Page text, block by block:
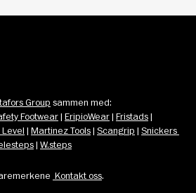
Group sammen med:
Footwear | EripioWear | Fristads
Level | Martinez Tools | Scangrip | Snickers
| W.steps
Kontakt oss.